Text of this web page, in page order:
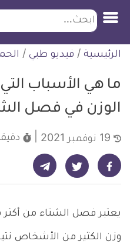
التخطي
للمحتوى
ابحث
الرئيسية / فيديو طبي /
ما هي الأسباب
الوزن في فصل
شارك على فيسبوك - ديلي ميديكال انفو شارك على تويتر - ديلي ميديكال انفو شارك على تيليجرام - ديلي ميديكال انفو
يعتبر فصل الشتاء من أكثر
وزن الكثير من الأشخاص